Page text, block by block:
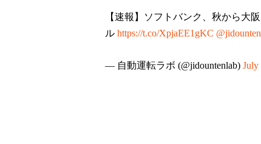
【速報】ソフトバンク、秋から
ル https://t.co/XpjaEE1gKC
— 自動運転ラボ (@jidountenlab) July